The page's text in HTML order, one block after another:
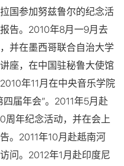
国参加努兹鲁尔的纪念活
告。2010年8月一9月去
并在墨西哥联合自治大学
座，在中国驻秘鲁大使馆
年11月在中央音乐学院
届年会”。2011年5月赴
周年纪念活动，并在会上
。2011年10月赴赿南河
问。2012年1月赴印度尼